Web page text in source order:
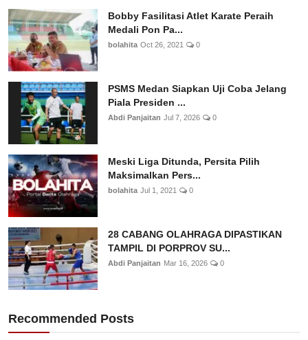
Bobby Fasilitasi Atlet Karate Peraih
Medali Pon Pa...
bolahita Oct 26, 2021 0
PSMS Medan Siapkan Uji Coba Jelang
Piala Presiden ...
Abdi Panjaitan Jul 7, 2026 0
Meski Liga Ditunda, Persita Pilih
Maksimalkan Pers...
bolahita Jul 1, 2021 0
28 CABANG OLAHRAGA DIPASTIKAN
TAMPIL DI PORPROV SU...
Abdi Panjaitan Mar 16, 2026 0
Recommended Posts